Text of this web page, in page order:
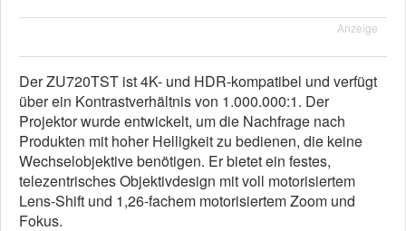
Anzeige
Der ZU720TST ist 4K- und HDR-kompatibel und verfügt
über ein Kontrastverhältnis von 1.000.000:1. Der
Projektor wurde entwickelt, um die Nachfrage nach
Produkten mit hoher Helligkeit zu bedienen, die keine
Wechselobjektive benötigen. Er bietet ein festes,
telezentrisches Objektivdesign mit voll motorisiertem
Lens-Shift und 1,26-fachem motorisiertem Zoom und
Fokus.